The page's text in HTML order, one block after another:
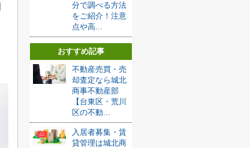
分で調べる方法
をご紹介！注意
点や高...
おすすめ記事
不動産売買・売
却査定なら城北
商事不動産部
【台東区・荒川
区の不動...
入居者募集・賃
貸管理は城北商